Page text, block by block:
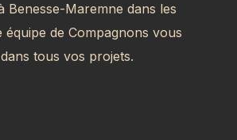
Benesse-Maremne dans les
équipe de Compagnons vous
tous vos projets.